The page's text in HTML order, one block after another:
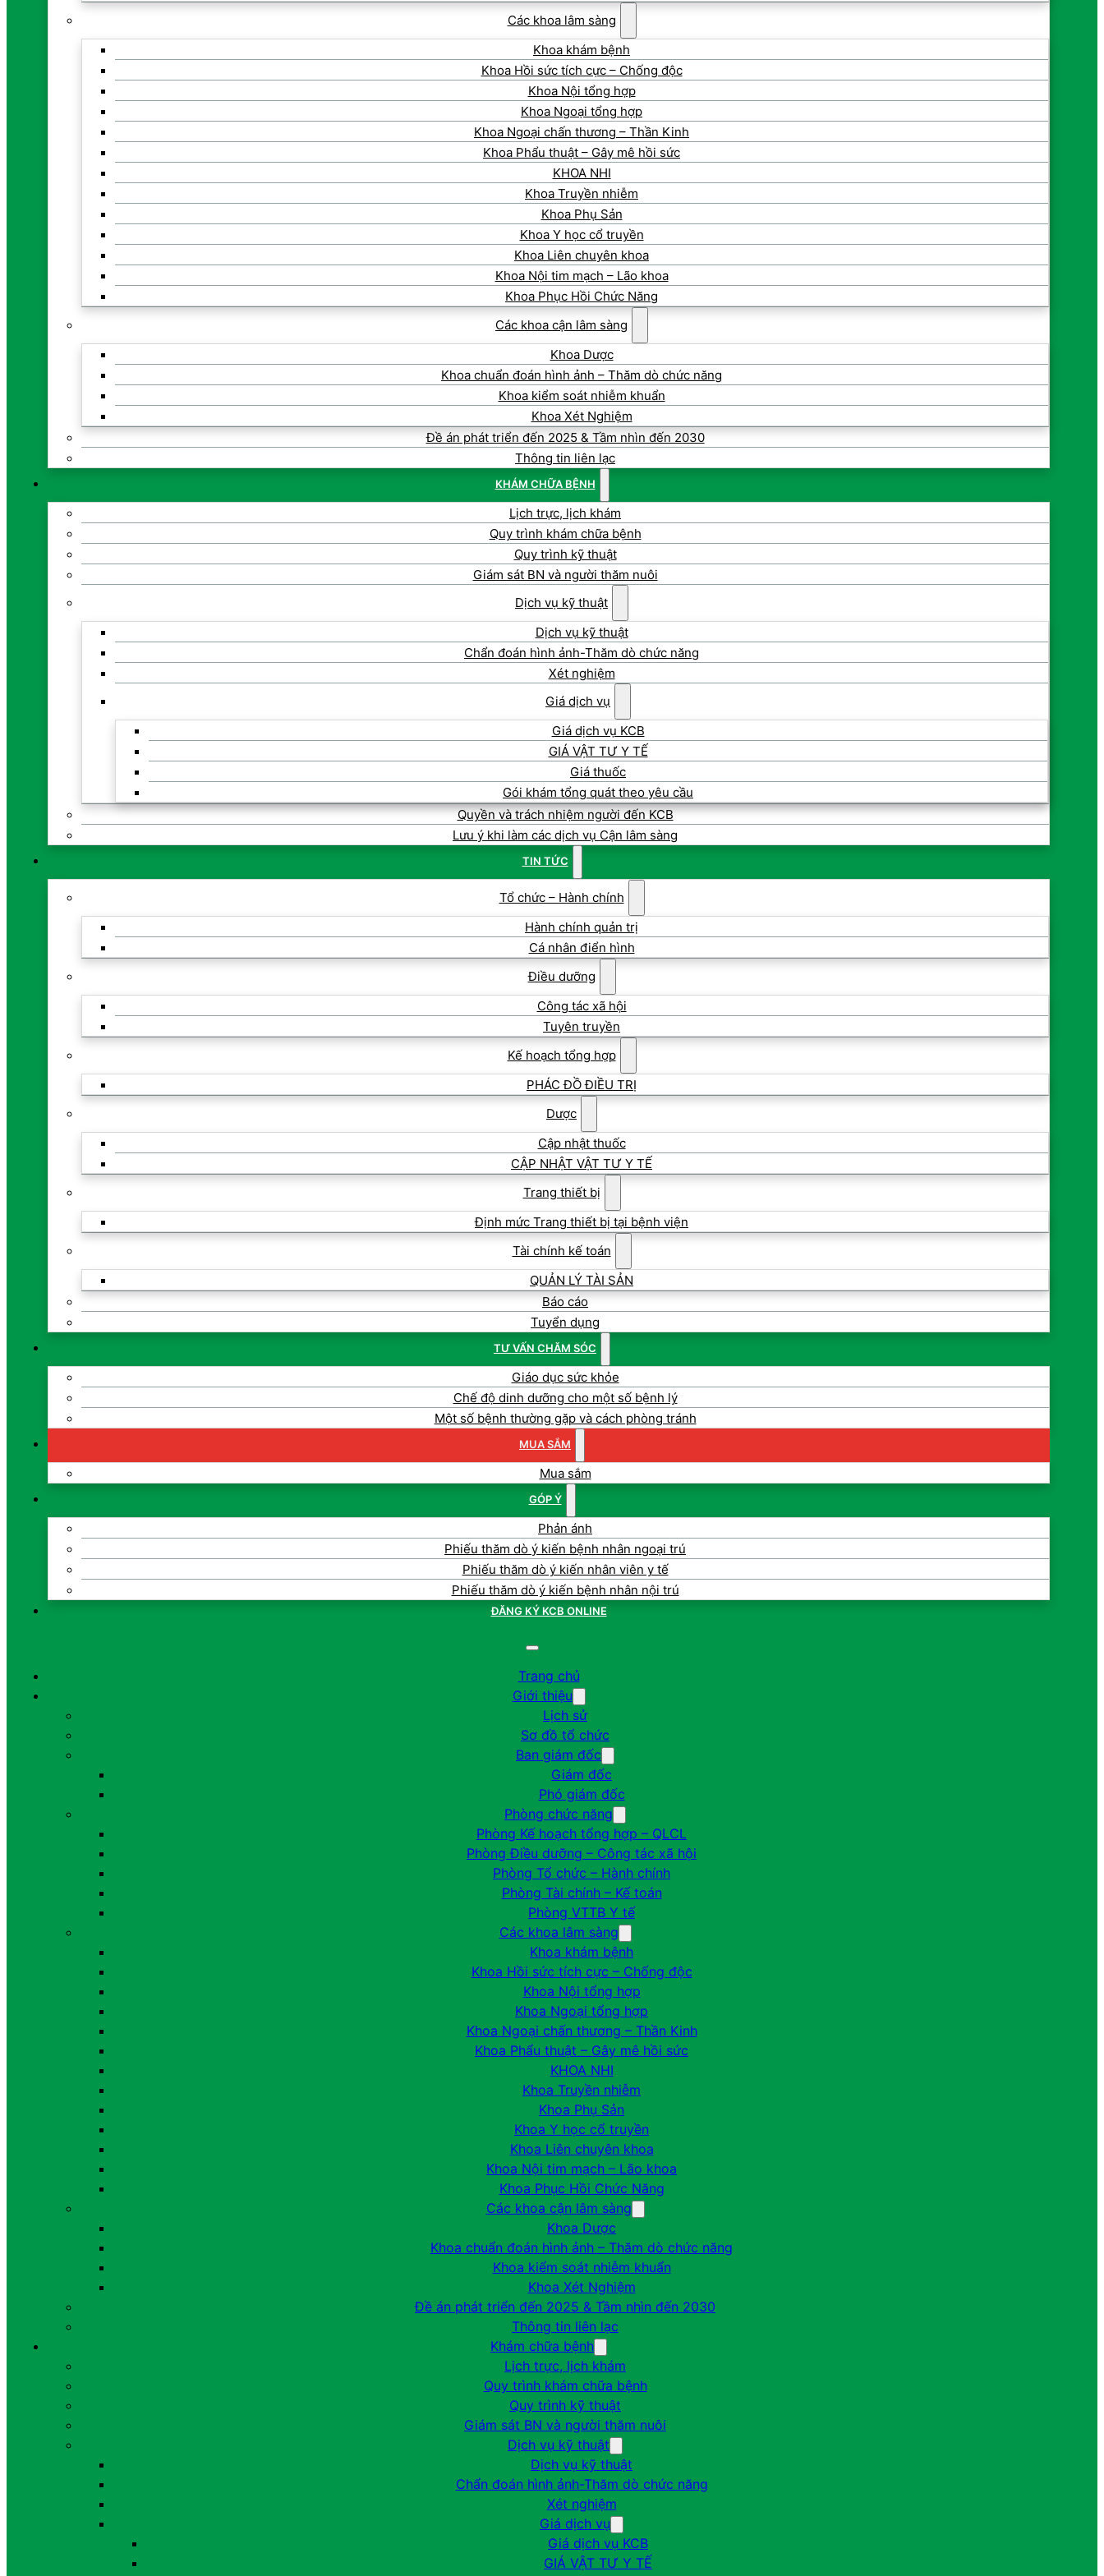
Các khoa lâm sàng
Khoa khám bệnh
Khoa Hồi sức tích cực – Chống độc
Khoa Nội tổng hợp
Khoa Ngoại tổng hợp
Khoa Ngoại chấn thương – Thần Kinh
Khoa Phẩu thuật – Gây mê hồi sức
KHOA NHI
Khoa Truyền nhiễm
Khoa Phụ Sản
Khoa Y học cổ truyền
Khoa Liên chuyên khoa
Khoa Nội tim mạch – Lão khoa
Khoa Phục Hồi Chức Năng
Các khoa cận lâm sàng
Khoa Dược
Khoa chuẩn đoán hình ảnh – Thăm dò chức năng
Khoa kiểm soát nhiễm khuẩn
Khoa Xét Nghiệm
Đề án phát triển đến 2025 & Tầm nhìn đến 2030
Thông tin liên lạc
KHÁM CHỮA BỆNH
Lịch trực, lịch khám
Quy trình khám chữa bệnh
Quy trình kỹ thuật
Giám sát BN và người thăm nuôi
Dịch vụ kỹ thuật
Dịch vụ kỹ thuật
Chẩn đoán hình ảnh-Thăm dò chức năng
Xét nghiệm
Giá dịch vụ
Giá dịch vụ KCB
GIÁ VẬT TƯ Y TẾ
Giá thuốc
Gói khám tổng quát theo yêu cầu
Quyền và trách nhiệm người đến KCB
Lưu ý khi làm các dịch vụ Cận lâm sàng
TIN TỨC
Tổ chức – Hành chính
Hành chính quản trị
Cá nhân điển hình
Điều dưỡng
Công tác xã hội
Tuyên truyền
Kế hoạch tổng hợp
PHÁC ĐỒ ĐIỀU TRỊ
Dược
Cập nhật thuốc
CẬP NHẬT VẬT TƯ Y TẾ
Trang thiết bị
Định mức Trang thiết bị tại bệnh viện
Tài chính kế toán
QUẢN LÝ TÀI SẢN
Báo cáo
Tuyển dụng
TƯ VẤN CHĂM SÓC
Giáo dục sức khỏe
Chế độ dinh dưỡng cho một số bệnh lý
Một số bệnh thường gặp và cách phòng tránh
MUA SẮM
Mua sắm
GÓP Ý
Phản ánh
Phiếu thăm dò ý kiến bệnh nhân ngoại trú
Phiếu thăm dò ý kiến nhân viên y tế
Phiếu thăm dò ý kiến bệnh nhân nội trú
ĐĂNG KÝ KCB ONLINE
Trang chủ
Giới thiệu
Lịch sử
Sơ đồ tổ chức
Ban giám đốc
Giám đốc
Phó giám đốc
Phòng chức năng
Phòng Kế hoạch tổng hợp – QLCL
Phòng Điều dưỡng – Công tác xã hội
Phòng Tổ chức – Hành chính
Phòng Tài chính – Kế toán
Phòng VTTB Y tế
Các khoa lâm sàng
Khoa khám bệnh
Khoa Hồi sức tích cực – Chống độc
Khoa Nội tổng hợp
Khoa Ngoại tổng hợp
Khoa Ngoại chấn thương – Thần Kinh
Khoa Phẩu thuật – Gây mê hồi sức
KHOA NHI
Khoa Truyền nhiễm
Khoa Phụ Sản
Khoa Y học cổ truyền
Khoa Liên chuyên khoa
Khoa Nội tim mạch – Lão khoa
Khoa Phục Hồi Chức Năng
Các khoa cận lâm sàng
Khoa Dược
Khoa chuẩn đoán hình ảnh – Thăm dò chức năng
Khoa kiểm soát nhiễm khuẩn
Khoa Xét Nghiệm
Đề án phát triển đến 2025 & Tầm nhìn đến 2030
Thông tin liên lạc
Khám chữa bệnh
Lịch trực, lịch khám
Quy trình khám chữa bệnh
Quy trình kỹ thuật
Giám sát BN và người thăm nuôi
Dịch vụ kỹ thuật
Dịch vụ kỹ thuật
Chẩn đoán hình ảnh-Thăm dò chức năng
Xét nghiệm
Giá dịch vụ
Giá dịch vụ KCB
GIÁ VẬT TƯ Y TẾ